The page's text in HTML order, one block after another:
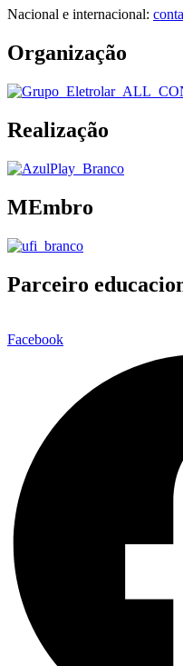
Nacional e internacional:
Organização
Realização
MEmbro
Parceiro
Facebook